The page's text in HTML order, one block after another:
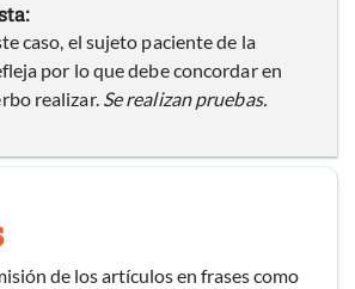
caso, el sujeto paciente de la
por lo que debe concordar en
realizar. Se realizan pruebas.
de los artículos en frases como